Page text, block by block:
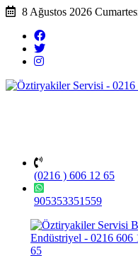
8 Ağustos 2026
(0216 ) 606 12 65
905353351559